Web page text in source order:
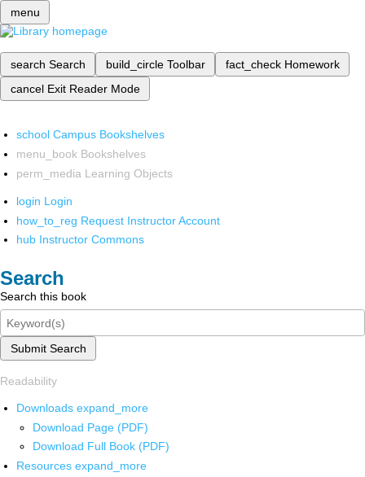
menu
search Search build_circle Toolbar fact_check Homework
cancel Exit Reader Mode
school Campus Bookshelves
menu_book Bookshelves
perm_media Learning Objects
login Login
how_to_reg Request Instructor Account
hub Instructor Commons
Search
Search this book
Submit Search
Readability
Downloads expand_more
Download Page (PDF)
Download Full Book (PDF)
Resources expand_more